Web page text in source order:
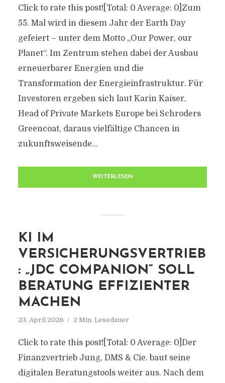
Click to rate this post![Total: 0 Average: 0]Zum
55. Mal wird in diesem Jahr der Earth Day
gefeiert – unter dem Motto „Our Power, our
Planet“. Im Zentrum stehen dabei der Ausbau
erneuerbarer Energien und die
Transformation der Energieinfrastruktur. Für
Investoren ergeben sich laut Karin Kaiser,
Head of Private Markets Europe bei Schroders
Greencoat, daraus vielfältige Chancen in
zukunftsweisende...
WEITERLESEN
KI IM
VERSICHERUNGSVERTRIEB
: „JDC COMPANION“ SOLL
BERATUNG EFFIZIENTER
MACHEN
23. April 2026 2 Min. Lesedauer
Click to rate this post![Total: 0 Average: 0]Der
Finanzvertrieb Jung, DMS & Cie. baut seine
digitalen Beratungstools weiter aus. Nach dem